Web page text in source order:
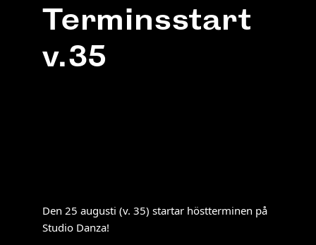
Terminsstart
v.35
Den 25 augusti (v. 35) startar höstterminen på
Studio Danza!